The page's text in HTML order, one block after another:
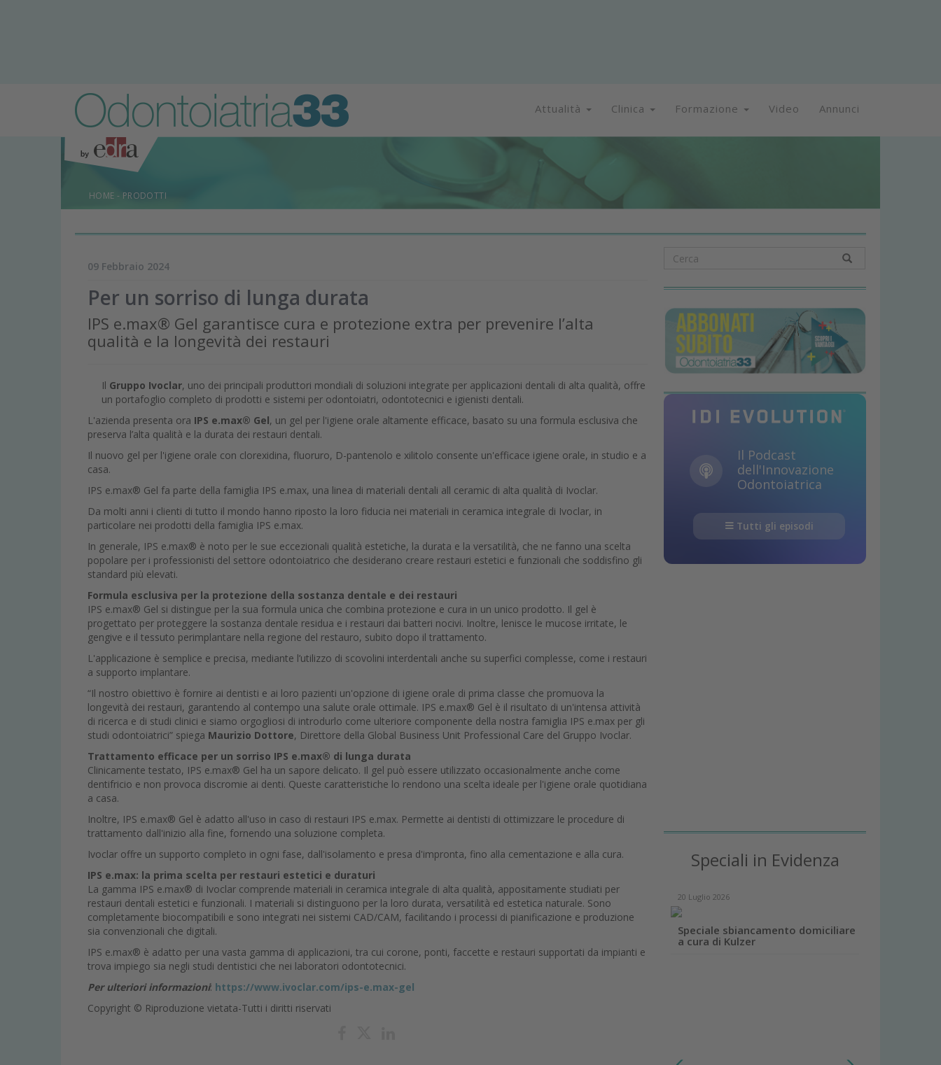
Attualità Clinica Formazione Video Annunci
HOME - PRODOTTI
09 Febbraio 2024
Per un sorriso di lunga durata
IPS e.max® Gel garantisce cura e protezione extra per prevenire l’alta
qualità e la longevità dei restauri
Il Gruppo Ivoclar, uno dei principali produttori mondiali di soluzioni integrate per applicazioni dentali di alta qualità, offre
un portafoglio completo di prodotti e sistemi per odontoiatri, odontotecnici e igienisti dentali.
L'azienda presenta ora IPS e.max® Gel, un gel per l'igiene orale altamente efficace, basato su una formula esclusiva che
preserva l’alta qualità e la durata dei restauri dentali.
Il nuovo gel per l'igiene orale con clorexidina, fluoruro, D-pantenolo e xilitolo consente un'efficace igiene orale, in studio e a
casa.
IPS e.max® Gel fa parte della famiglia IPS e.max, una linea di materiali dentali all ceramic di alta qualità di Ivoclar.
Da molti anni i clienti di tutto il mondo hanno riposto la loro fiducia nei materiali in ceramica integrale di Ivoclar, in
particolare nei prodotti della famiglia IPS e.max.
In generale, IPS e.max® è noto per le sue eccezionali qualità estetiche, la durata e la versatilità, che ne fanno una scelta
popolare per i professionisti del settore odontoiatrico che desiderano creare restauri estetici e funzionali che soddisfino gli
standard più elevati.
Formula esclusiva per la protezione della sostanza dentale e dei restauri
IPS e.max® Gel si distingue per la sua formula unica che combina protezione e cura in un unico prodotto. Il gel è
progettato per proteggere la sostanza dentale residua e i restauri dai batteri nocivi. Inoltre, lenisce le mucose irritate, le
gengive e il tessuto perimplantare nella regione del restauro, subito dopo il trattamento.
L'applicazione è semplice e precisa, mediante l’utilizzo di scovolini interdentali anche su superfici complesse, come i restauri
a supporto implantare.
“Il nostro obiettivo è fornire ai dentisti e ai loro pazienti un'opzione di igiene orale di prima classe che promuova la
longevità dei restauri, garantendo al contempo una salute orale ottimale. IPS e.max® Gel è il risultato di un'intensa attività
di ricerca e di studi clinici e siamo orgogliosi di introdurlo come ulteriore componente della nostra famiglia IPS e.max per gli
studi odontoiatrici” spiega Maurizio Dottore, Direttore della Global Business Unit Professional Care del Gruppo Ivoclar.
Trattamento efficace per un sorriso IPS e.max® di lunga durata
Clinicamente testato, IPS e.max® Gel ha un sapore delicato. Il gel può essere utilizzato occasionalmente anche come
dentifricio e non provoca discromie ai denti. Queste caratteristiche lo rendono una scelta ideale per l'igiene orale quotidiana
a casa.
Inoltre, IPS e.max® Gel è adatto all'uso in caso di restauri IPS e.max. Permette ai dentisti di ottimizzare le procedure di
trattamento dall'inizio alla fine, fornendo una soluzione completa.
Ivoclar offre un supporto completo in ogni fase, dall'isolamento e presa d'impronta, fino alla cementazione e alla cura.
IPS e.max: la prima scelta per restauri estetici e duraturi
La gamma IPS e.max® di Ivoclar comprende materiali in ceramica integrale di alta qualità, appositamente studiati per
restauri dentali estetici e funzionali. I materiali si distinguono per la loro durata, versatilità ed estetica naturale. Sono
completamente biocompatibili e sono integrati nei sistemi CAD/CAM, facilitando i processi di pianificazione e produzione
sia convenzionali che digitali.
IPS e.max® è adatto per una vasta gamma di applicazioni, tra cui corone, ponti, faccette e restauri supportati da impianti e
trova impiego sia negli studi dentistici che nei laboratori odontotecnici.
Per ulteriori informazioni: https://www.ivoclar.com/ips-e.max-gel
Copyright © Riproduzione vietata-Tutti i diritti riservati
Il Podcast
dell'Innovazione
Odontoiatrica
Tutti gli episodi
Speciali in Evidenza
20 Luglio 2026
Speciale sbiancamento domiciliare
a cura di Kulzer